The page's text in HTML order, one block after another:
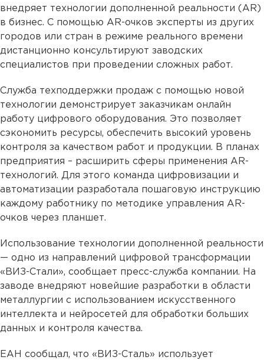
внедряет технологии дополненной реальности (AR)
в бизнес. С помощью AR-очков эксперты из других
городов или стран в режиме реального времени
дистанционно консультируют заводских
специалистов при проведении сложных работ.
Служба техподдержки продаж с помощью новой
технологии демонстрирует заказчикам онлайн
работу цифрового оборудования. Это позволяет
сэкономить ресурсы, обеспечить высокий уровень
контроля за качеством работ и продукции. В планах
предприятия – расширить сферы применения AR-
технологий. Для этого команда цифровизации и
автоматизации разработала пошаговую инструкцию
каждому работнику по методике управления АR-
очков через планшет.
Использование технологии дополненной реальности
— одно из направлений цифровой трансформации
«ВИЗ-Стали», сообщает пресс-служба компании. На
заводе внедряют новейшие разработки в области
металлургии с использованием искусственного
интеллекта и нейросетей для обработки больших
данных и контроля качества.
ЕАН сообщал, что «ВИЗ-Сталь» использует